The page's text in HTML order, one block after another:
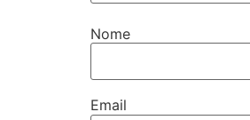
Nome
Email